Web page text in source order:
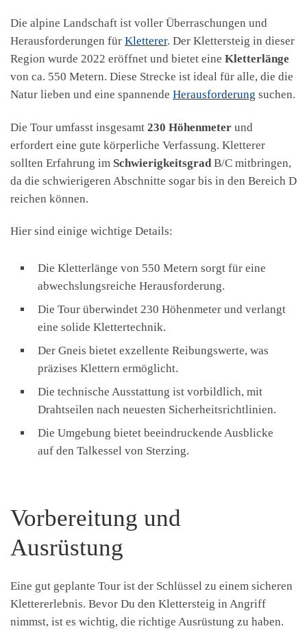
Die alpine Landschaft ist voller Überraschungen und
Herausforderungen für Kletterer. Der Klettersteig in dieser
Region wurde 2022 eröffnet und bietet eine Kletterlänge
von ca. 550 Metern. Diese Strecke ist ideal für alle, die die
Natur lieben und eine spannende Herausforderung suchen.
Die Tour umfasst insgesamt 230 Höhenmeter und
erfordert eine gute körperliche Verfassung. Kletterer
sollten Erfahrung im Schwierigkeitsgrad B/C mitbringen,
da die schwierigeren Abschnitte sogar bis in den Bereich D
reichen können.
Hier sind einige wichtige Details:
Die Kletterlänge von 550 Metern sorgt für eine
abwechslungsreiche Herausforderung.
Die Tour überwindet 230 Höhenmeter und verlangt
eine solide Klettertechnik.
Der Gneis bietet exzellente Reibungswerte, was
präzises Klettern ermöglicht.
Die technische Ausstattung ist vorbildlich, mit
Drahtseilen nach neuesten Sicherheitsrichtlinien.
Die Umgebung bietet beeindruckende Ausblicke
auf den Talkessel von Sterzing.
Vorbereitung und
Ausrüstung
Eine gut geplante Tour ist der Schlüssel zu einem sicheren
Klettererlebnis. Bevor Du den Klettersteig in Angriff
nimmst, ist es wichtig, die richtige Ausrüstung zu haben.